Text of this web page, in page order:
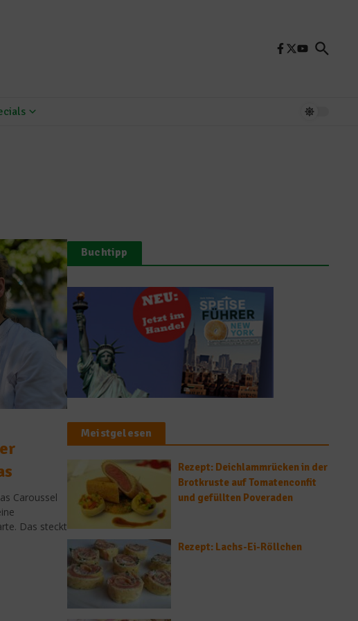
Caroussel
Das steckt
Buchtipp
Meistgelesen
Rezept: Deichlammrücken in der
Brotkruste auf Tomatenconfit
und gefüllten Poveraden
Rezept: Lachs-Ei-Röllchen